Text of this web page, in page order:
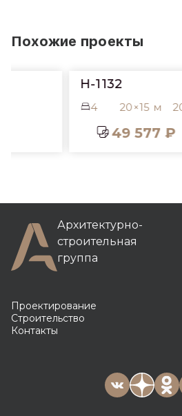
Похожие проекты
H-1132
20×15 м 200 м²
49 577 ₽
Архитектурно-
строительная
группа
Проектирование
Строительство
Контакты